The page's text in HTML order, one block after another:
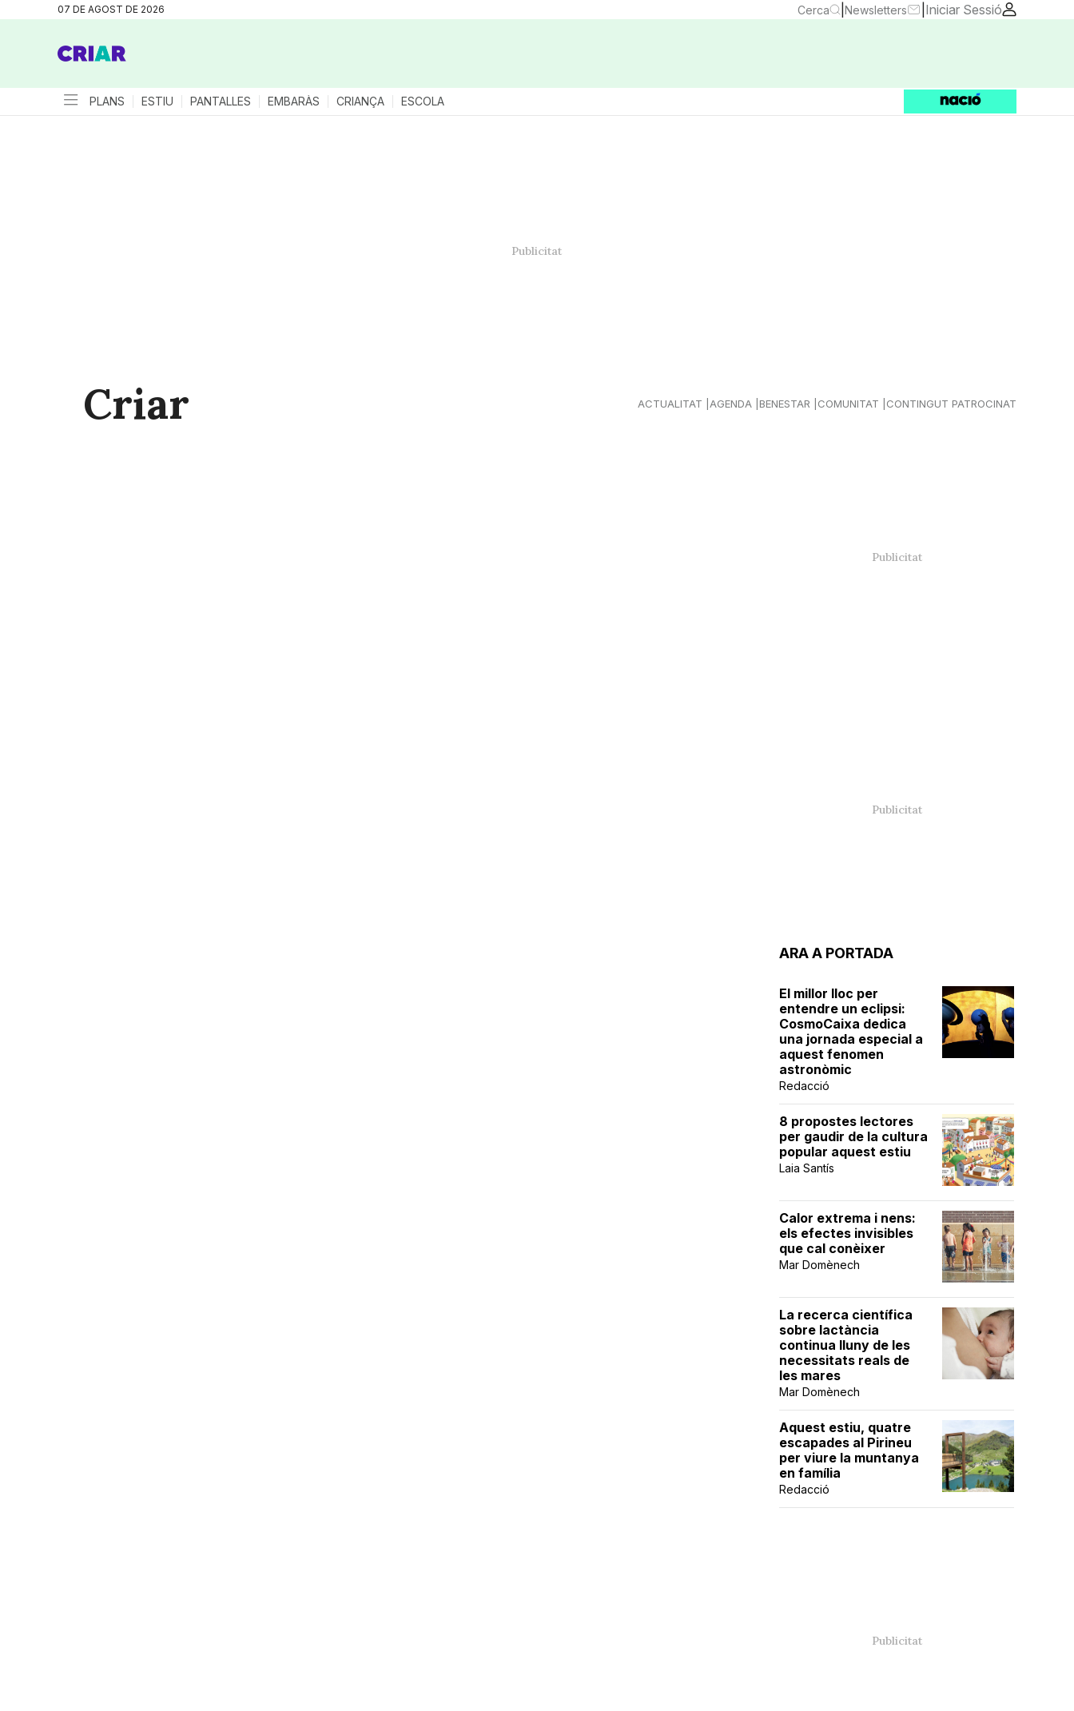
07 DE AGOST DE 2026 Cerca Newsletters Iniciar Sessió
PLANS ESTIU PANTALLES EMBARÀS CRIANÇA ESCOLA
Criar ACTUALITAT AGENDA BENESTAR COMUNITAT CONTINGUT PATROCINAT
ARA A PORTADA
El millor lloc per
entendre un eclipsi:
CosmoCaixa dedica
una jornada especial a
aquest fenomen
astronòmic
Redacció
8 propostes lectores
per gaudir de la cultura
popular aquest estiu
Laia Santís
Calor extrema i nens:
els efectes invisibles
que cal conèixer
Mar Domènech
La recerca científica
sobre lactància
continua lluny de les
necessitats reals de
les mares
Mar Domènech
Aquest estiu, quatre
escapades al Pirineu
per viure la muntanya
en família
Redacció